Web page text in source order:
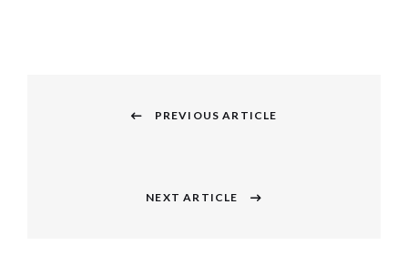
PREVIOUS ARTICLE
NEXT ARTICLE